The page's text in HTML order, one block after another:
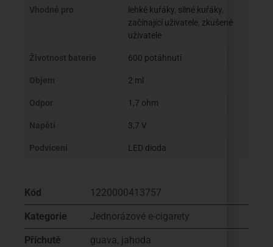
Vhodné pro lehké kuřáky, silné kuřáky,
začínající uživatele, zkušené
uživatele
Životnost baterie 600 potáhnutí
Objem 2 ml
Odpor 1,7 ohm
Napětí 3,7 V
Podvícení LED dioda
Kód 1220000413757
Kategorie Jednorázové e-cigarety
Příchutě guava, jahoda